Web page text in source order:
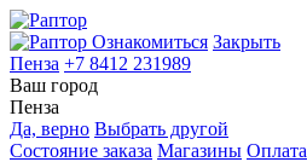
Ознакомиться Закрыть
Пенза +7 8412 231989
Ваш город
Пенза
Да, верно Выбрать другой
Состояние заказа Магазины Оплата